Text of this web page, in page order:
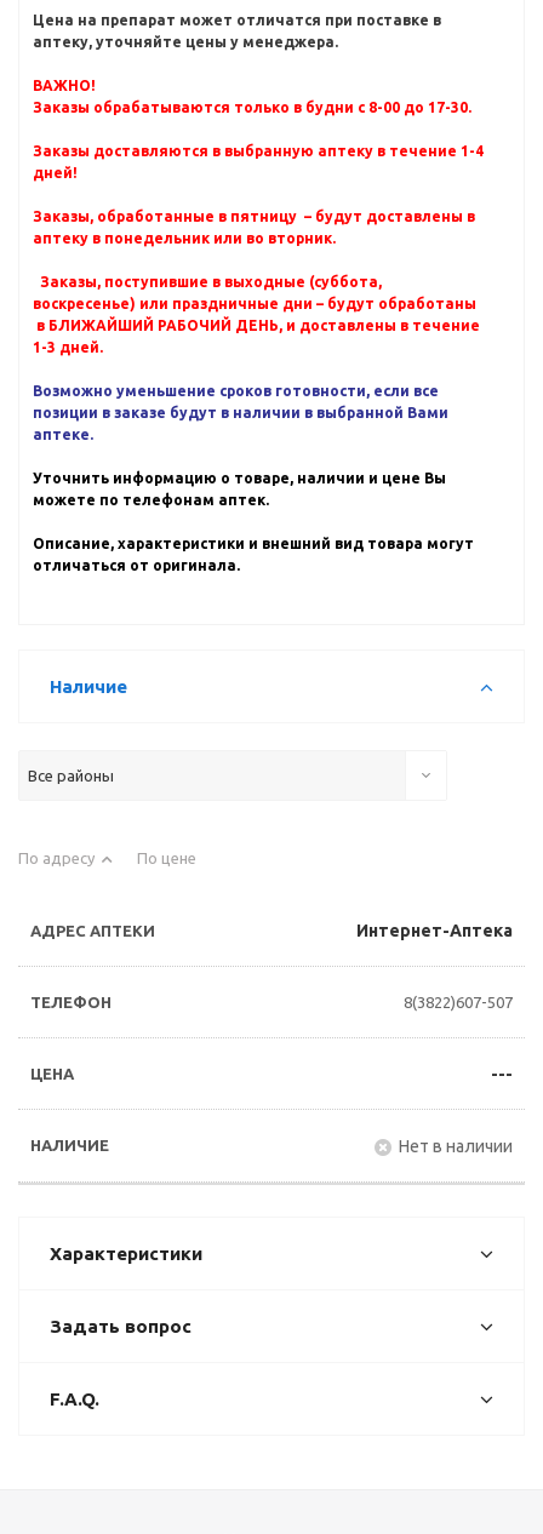
Цена на препарат может отличатся при поставке в
аптеку, уточняйте цены у менеджера.
ВАЖНО!
Заказы обрабатываются только в будни с 8-00 до 17-30.
Заказы доставляются в выбранную аптеку в течение 1-4
дней!
Заказы, обработанные в пятницу – будут доставлены в
аптеку в понедельник или во вторник.
Заказы, поступившие в выходные (суббота,
воскресенье) или праздничные дни – будут обработаны
в БЛИЖАЙШИЙ РАБОЧИЙ ДЕНЬ, и доставлены в течение
1-3 дней.
Возможно уменьшение сроков готовности, если все
позиции в заказе будут в наличии в выбранной Вами
аптеке.
Уточнить информацию о товаре, наличии и цене Вы
можете по телефонам аптек.
Описание, характеристики и внешний вид товара могут
отличаться от оригинала.
Наличие
Все районы
По адресу По цене
Интернет-Аптека
8(3822)607-507
---
Нет в наличии
Характеристики
Задать вопрос
F.A.Q.